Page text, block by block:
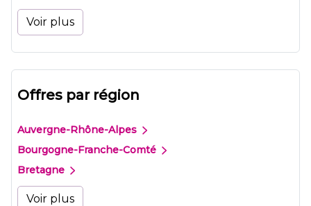
Voir plus
Offres par région
Auvergne-Rhône-Alpes
Bourgogne-Franche-Comté
Bretagne
Voir plus